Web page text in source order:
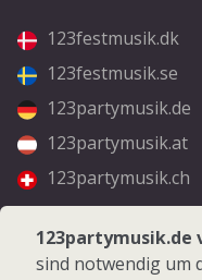
123festmusik.dk
123festmusik.se
123partymusik.de
123partymusik.at
123partymusik.ch
Folgen Sie uns
Facebook
123partymusik.de
sind notwendig um